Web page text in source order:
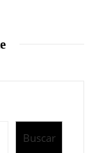
Buscar